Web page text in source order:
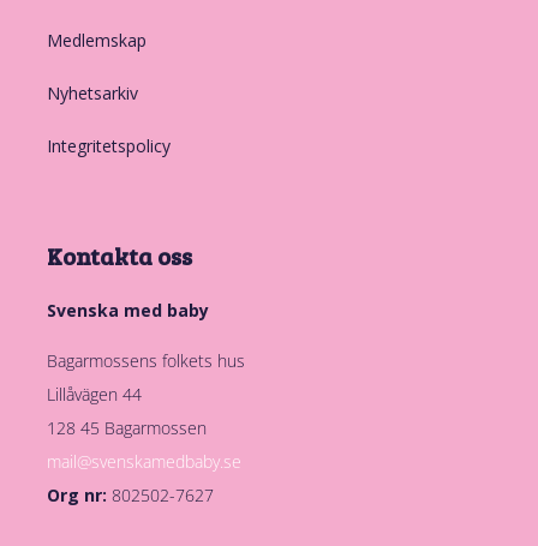
Medlemskap
Nyhetsarkiv
Integritetspolicy
Kontakta oss
Svenska med baby
Bagarmossens folkets hus
Lillåvägen 44
128 45 Bagarmossen
mail@svenskamedbaby.se
Org nr: 802502-7627